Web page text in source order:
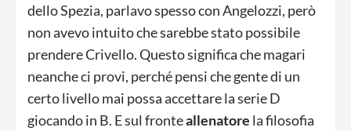
dello Spezia, parlavo spesso con Angelozzi, però
non avevo intuito che sarebbe stato possibile
prendere Crivello. Questo significa che magari
neanche ci provi, perché pensi che gente di un
certo livello mai possa accettare la serie D
giocando in B. E sul fronteallenatore la filosofia